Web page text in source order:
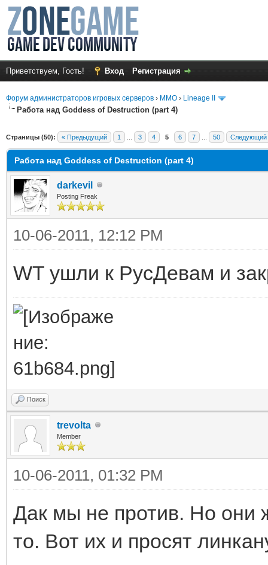
Приветствуем, Гость! Вход Регистрация
Форум администраторов игровых серверов › MMO › Lineage II
Работа над Goddess of Destruction (part 4)
Страницы (50): « Предыдущий 1 3 4 5 6 7 50 Следующий
Работа над Goddess of Destruction (part 4)
darkevil
Posting Freak
10-06-2011, 12:12 PM
WT ушли к РусДевам и
Поиск
trevolta
Member
10-06-2011, 01:32 PM
Дак мы не против. Но они
то. Вот их и просят